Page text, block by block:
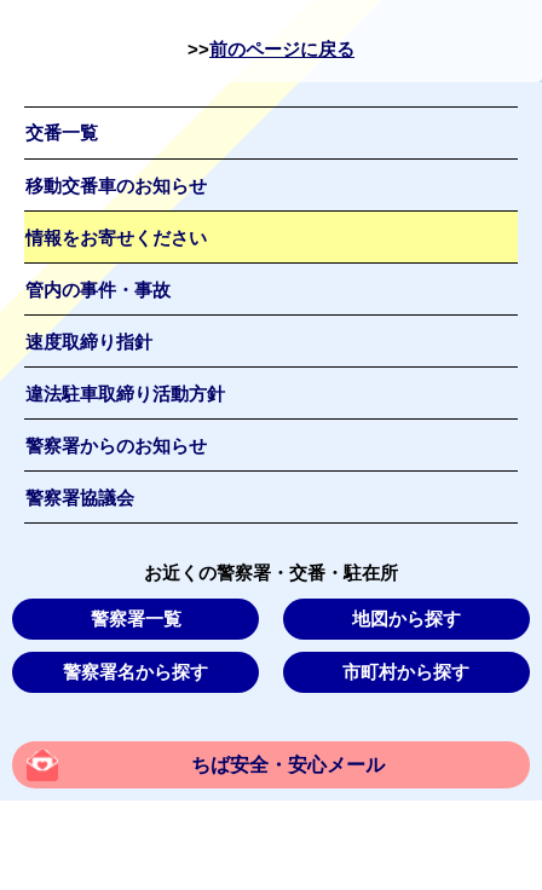
前のページに戻る
交番一覧
移動交番車のお知らせ
情報をお寄せください
管内の事件・事故
速度取締り指針
違法駐車取締り活動方針
警察署からのお知らせ
警察署協議会
お近くの警察署・交番・駐在所
警察署一覧 地図から探す
警察署名から探す 市町村から探す
ちば安全・安心メール